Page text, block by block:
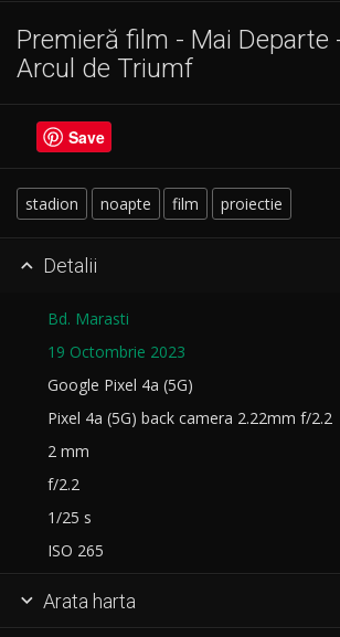
Premieră film - Mai Departe
Arcul de Triumf
Save
stadion noapte film proiectie
 Detalii
Bd. Marasti
19 Octombrie 2023
Google Pixel 4a (5G)
Pixel 4a (5G) back camera 2.22mm f/2.2
2 mm
f/2.2
1/25 s
ISO 265
 Arata harta